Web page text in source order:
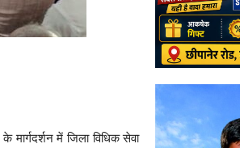
में जिला विधिक सेवा